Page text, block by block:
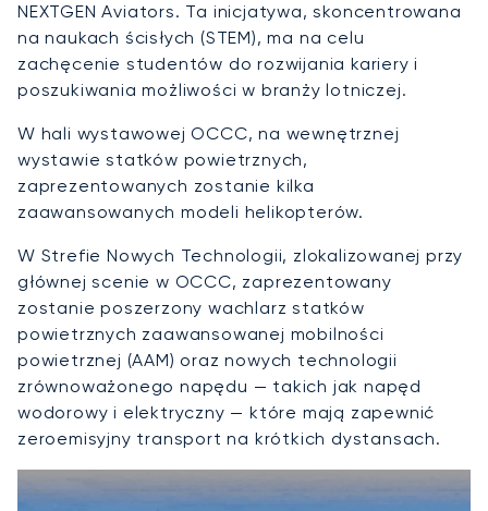
NEXTGEN Aviators. Ta inicjatywa, skoncentrowana
na naukach ścisłych (STEM), ma na celu
zachęcenie studentów do rozwijania kariery i
poszukiwania możliwości w branży lotniczej.
W hali wystawowej OCCC, na wewnętrznej
wystawie statków powietrznych,
zaprezentowanych zostanie kilka
zaawansowanych modeli helikopterów.
W Strefie Nowych Technologii, zlokalizowanej przy
głównej scenie w OCCC, zaprezentowany
zostanie poszerzony wachlarz statków
powietrznych zaawansowanej mobilności
powietrznej (AAM) oraz nowych technologii
zrównoważonego napędu — takich jak napęd
wodorowy i elektryczny — które mają zapewnić
zeroemisyjny transport na krótkich dystansach.